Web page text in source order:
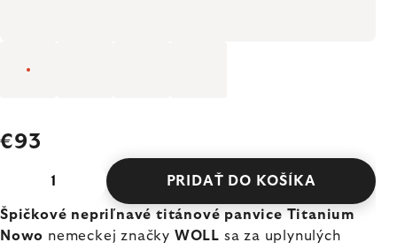
€93
PRIDAŤ DO KOŠÍKA
Špičkové nepriľnavé titánové panvice Titanium
Nowo nemeckej značky WOLL sa za uplynulých